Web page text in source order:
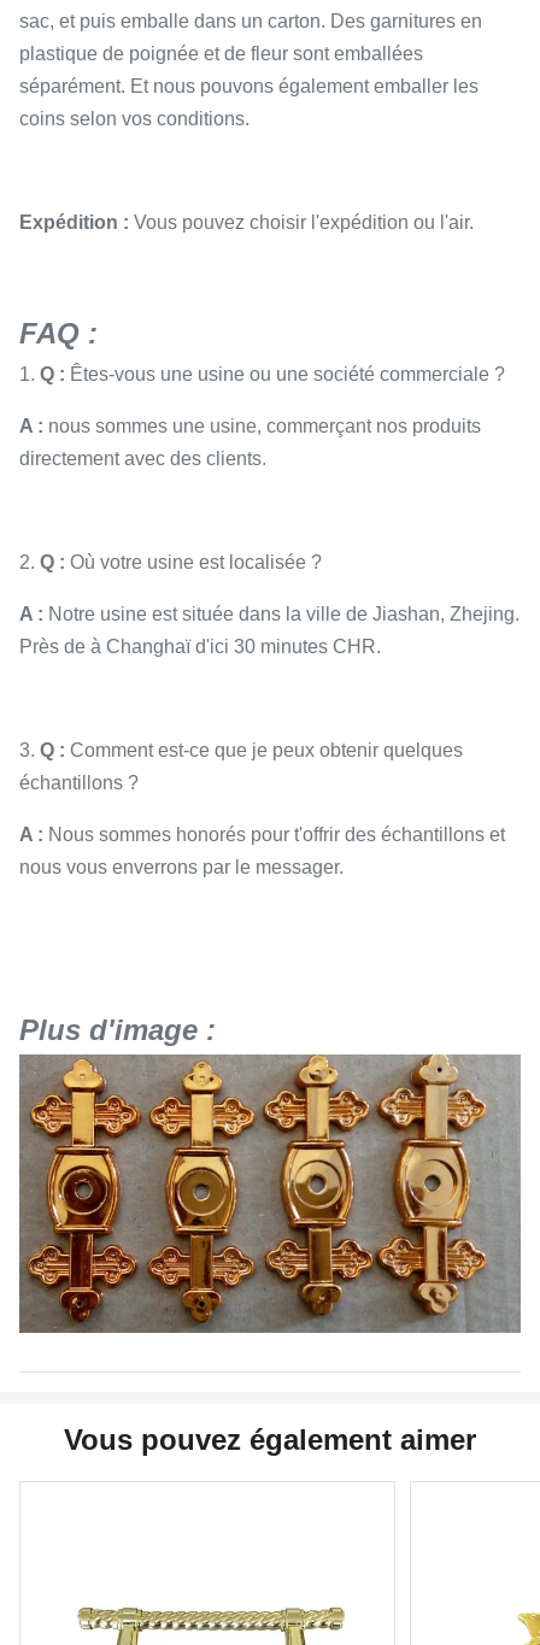
sac, et puis emballe dans un carton. Des garnitures en
plastique de poignée et de fleur sont emballées
séparément. Et nous pouvons également emballer les
coins selon vos conditions.
Expédition : Vous pouvez choisir l'expédition ou l'air.
FAQ :
1. Q : Êtes-vous une usine ou une société commerciale ?
A : nous sommes une usine, commerçant nos produits
directement avec des clients.
2. Q : Où votre usine est localisée ?
A : Notre usine est située dans la ville de Jiashan, Zhejing.
Près de à Changhaï d'ici 30 minutes CHR.
3. Q : Comment est-ce que je peux obtenir quelques
échantillons ?
A : Nous sommes honorés pour t'offrir des échantillons et
nous vous enverrons par le messager.
Plus d'image :
Vous pouvez également aimer